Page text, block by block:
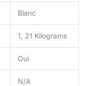
Blanc
1, 21 Kilograms
Oui
N/A